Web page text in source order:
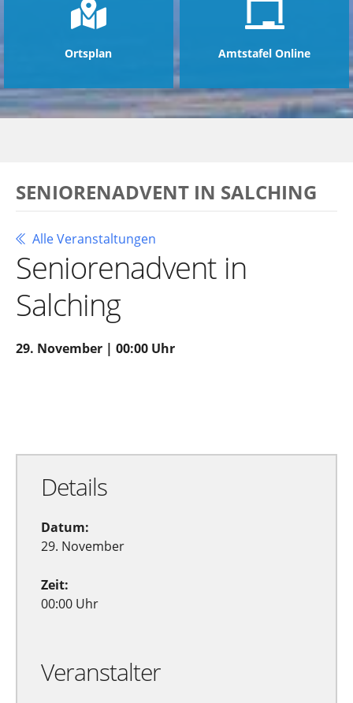
Ortsplan Amtstafel Online
SENIORENADVENT IN SALCHING
Alle Veranstaltungen
Seniorenadvent in
Salching
29. November | 00:00 Uhr
Details
Datum:
29. November
Zeit:
00:00 Uhr
Veranstalter